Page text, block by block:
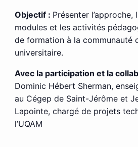
Objectif : Présenter
modules et les activités
de formation à la communauté
universitaire.
Avec la participation et la
Dominic Hébert Sherman,
au Cégep de Saint-Jérôme et
Lapointe, chargé de projets
l’UQAM